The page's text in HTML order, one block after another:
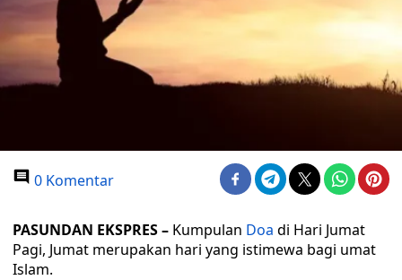
0 Komentar
PASUNDAN EKSPRES – Kumpulan Doa di Hari Jumat
Pagi, Jumat merupakan hari yang istimewa bagi umat
Islam.